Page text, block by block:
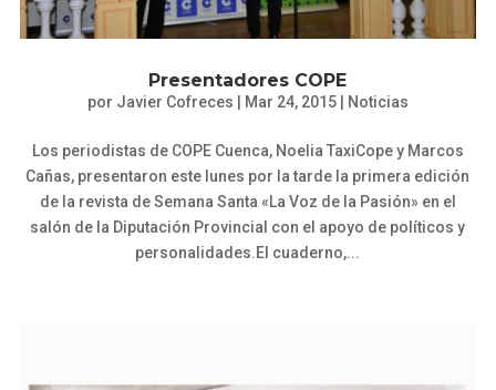
Presentadores COPE
por Javier Cofreces Mar 24, 2015| Noticias
Los periodistas de COPE Cuenca, Noelia TaxiCope y Marcos
Cañas, presentaron este lunes por la tarde la primera edición
de la revista de Semana Santa «La Voz de la Pasión» en el
salón de la Diputación Provincial con el apoyo de políticos y
personalidades.El cuaderno,...